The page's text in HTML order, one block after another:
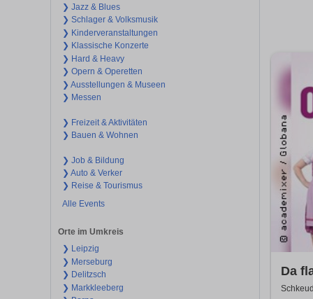
❯ Jazz & Blues
❯ Schlager & Volksmusik
❯ Kinderveranstaltungen
❯ Klassische Konzerte
❯ Hard & Heavy
❯ Opern & Operetten
❯ Ausstellungen & Museen
❯ Messen
❯ Freizeit & Aktivitäten
❯ Bauen & Wohnen
❯ Job & Bildung
❯ Auto & Verker
❯ Reise & Tourismus
Alle Events
Orte im Umkreis
❯ Leipzig
❯ Merseburg
❯ Delitzsch
❯ Markkleeberg
Da